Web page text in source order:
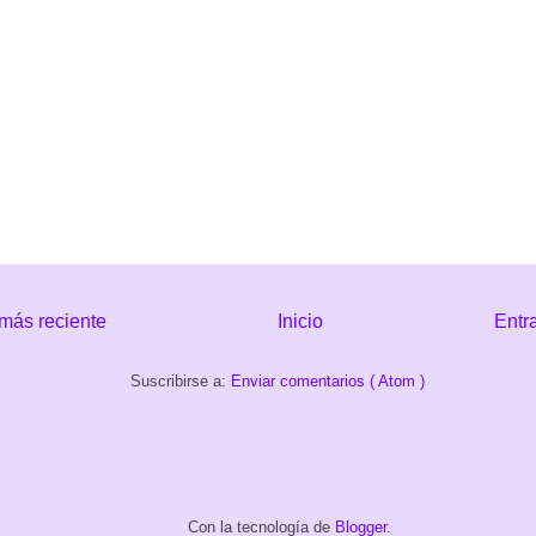
reciente Inicio
Suscribirse a: Enviar comentarios ( Atom )
Con la tecnología de Blogger.